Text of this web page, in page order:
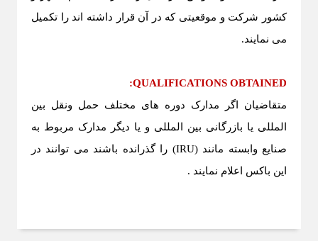
کشور شرکت و موقعیتی که در آن قرار داشته اند را تکمیل
می نمایند.
QUALIFICATIONS OBTAINED
:
متقاضیان اگر مدارک دوره های مختلف حمل ونقل بین
المللی یا بازرگانی بین المللی و یا دیگر مدارک مربوط به
صنایع وابسته مانند(
IRU) را گذرانده باشند می توانند در
این باکس اعلام نمایند .